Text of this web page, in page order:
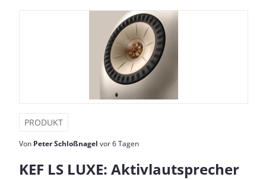
PRODUKT
Von Peter Schloßnagel vor 6 Tagen
KEF LS LUXE: Aktivlautsprecher